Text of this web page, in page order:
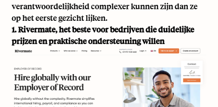
verantwoordelijkheid complexer kunnen zijn dan ze
op het eerste gezicht lijken.
1. Rivermate, het beste voor bedrijven die duidelijke
prijzen en praktische ondersteuning willen